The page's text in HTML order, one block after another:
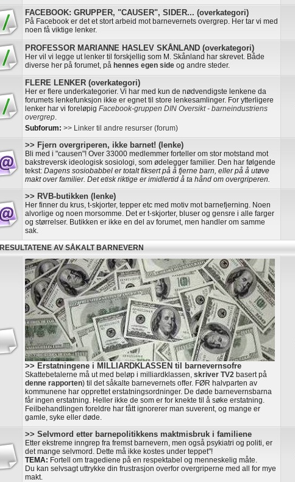
FACEBOOK: GRUPPER, "CAUSER", SIDER... (overkategori)
På Facebook er det et stort arbeid mot barnevernets overgrep. Her tar vi med
noen få viktige lenker.
PROFESSOR MARIANNE HASLEV SKÅNLAND (overkategori)
Her vil vi legge ut lenker til forskjellig som M. Skånland har skrevet. Både
diverse her på forumet, på hennes egen side og andre steder.
FLERE LENKER (overkategori)
Her er flere underkategorier. Vi har med kun de nødvendigste lenkene da
forumets lenkefunksjon ikke er egnet til store lenkesamlinger. For ytterligere
lenker har vi foreløpig Facebook-gruppen DIN Oversikt - barneindustriens
overgrep.
Subforum: >> Linker til andre resurser (forum)
>> Fjern overgriperen, ikke barnet! (lenke)
Bli med i "causen"! Over 33000 medlemmer forteller om stor motstand mot
bakstreversk ideologisk sosiologi, som ødelegger familier. Den har følgende
tekst: Dagens sosiobabbel er totalt fiksert på å fjerne barn, eller på å utøve
makt over familier. Det etisk riktige er imidlertid å ta hånd om overgriperen.
>> RVB-butikken (lenke)
Her finner du krus, t-skjorter, tepper etc med motiv mot barnefjerning. Noen
alvorlige og noen morsomme. Det er t-skjorter, bluser og gensre i alle farger
og størrelser. Butikken er ikke en del av forumet, men handler om samme
sak.
RESULTATENE AV SÅKALT BARNEVERN
>> Erstatningene i MILLIARDKLASSEN til barnevernsofre
Skattebetalerne må ut med beløp i milliardklassen, skriver TV2 basert på
denne rapporten) til det såkalte barnevernets offer. FØR halvparten av
kommunene har opprettet erstatningsordninger. De døde barnevernsbarna
får ingen erstatning. Heller ikke de som er for knekte til å søke erstatning.
Feilbehandlingen foreldre har fått ignorerer man suverent, og mange er
gamle, syke eller døde.
>> Selvmord etter barnepolitikkens maktmisbruk i familiene
Etter ekstreme inngrep fra fremst barnevern, men også psykiatri og politi, er
det mange selvmord. Dette må ikke kostes under teppet"!
TEMA: Fortell om tragediene på en respektabel og menneskelig måte.
Du kan selvsagt uttrykke din frustrasjon overfor overgriperne med all for mye
makt.